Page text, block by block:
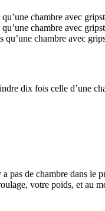
chambre avec
chambre avec
qu’une chambre avec
dix fois celle d’une
de chambre dans le
votre poids, et